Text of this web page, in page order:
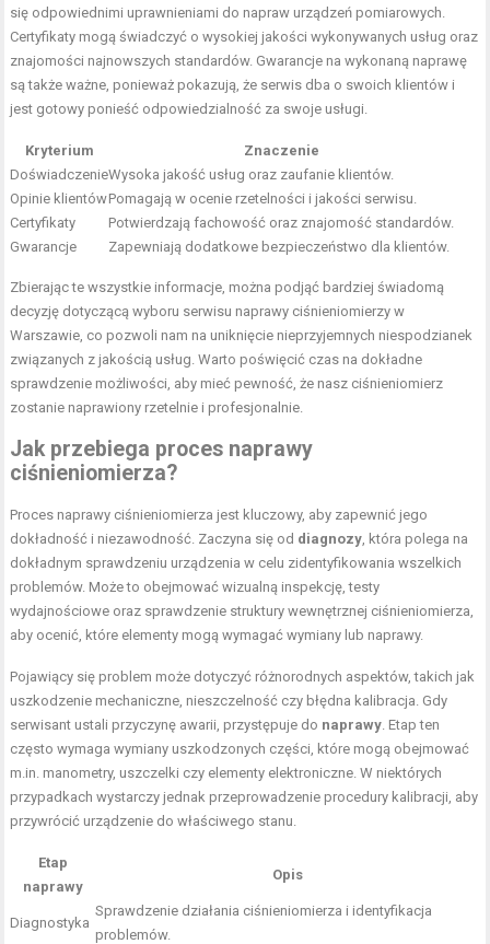
się odpowiednimi uprawnieniami do napraw urządzeń pomiarowych.
Certyfikaty mogą świadczyć o wysokiej jakości wykonywanych usług oraz
znajomości najnowszych standardów. Gwarancje na wykonaną naprawę
są także ważne, ponieważ pokazują, że serwis dba o swoich klientów i
jest gotowy ponieść odpowiedzialność za swoje usługi.
Kryterium
Znaczenie
DoświadczenieWysoka jakość usług oraz zaufanie klientów.
Opinie klientówPomagają w ocenie rzetelności i jakości serwisu.
Certyfikaty
Potwierdzają fachowość oraz znajomość standardów.
Gwarancje
Zapewniają dodatkowe bezpieczeństwo dla klientów.
Zbierając te wszystkie informacje, można podjąć bardziej świadomą
decyzję dotyczącą wyboru serwisu naprawy ciśnieniomierzy w
Warszawie, co pozwoli nam na uniknięcie nieprzyjemnych niespodzianek
związanych z jakością usług. Warto poświęcić czas na dokładne
sprawdzenie możliwości, aby mieć pewność, że nasz ciśnieniomierz
zostanie naprawiony rzetelnie i profesjonalnie.
Jak przebiega proces naprawy
ciśnieniomierza?
Proces naprawy ciśnieniomierza jest kluczowy, aby zapewnić jego
dokładność i niezawodność. Zaczyna się od diagnozy , która polega na
dokładnym sprawdzeniu urządzenia w celu zidentyfikowania wszelkich
problemów. Może to obejmować wizualną inspekcję, testy
wydajnościowe oraz sprawdzenie struktury wewnętrznej ciśnieniomierza,
aby ocenić, które elementy mogą wymagać wymiany lub naprawy.
Pojawiący się problem może dotyczyć różnorodnych aspektów, takich jak
uszkodzenie mechaniczne, nieszczelność czy błędna kalibracja. Gdy
serwisant ustali przyczynę awarii, przystępuje do naprawy . Etap ten
często wymaga wymiany uszkodzonych części, które mogą obejmować
m.in. manometry, uszczelki czy elementy elektroniczne. W niektórych
przypadkach wystarczy jednak przeprowadzenie procedury kalibracji, aby
przywrócić urządzenie do właściwego stanu.
Etap
naprawy
Opis
Diagnostyka
Sprawdzenie działania ciśnieniomierza i identyfikacja
problemów.